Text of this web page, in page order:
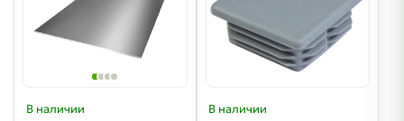
В наличии
В наличии